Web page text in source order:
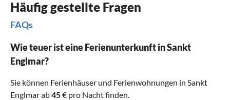
Häufig gestellte Fragen
FAQs
Wie teuer ist eine Ferienunterkunft in Sankt
Englmar?
Sie können Ferienhäuser und Ferienwohnungen in Sankt
Englmar ab45€ pro Nacht finden.